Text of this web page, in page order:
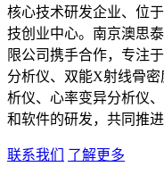
核心技术研发企业、位
技创业中心。南京澳思
限公司携手合作，专注
分析仪、双能X射线骨
析仪、心率变异分析仪
和软件的研发，共同推进
联系我们 了解更多